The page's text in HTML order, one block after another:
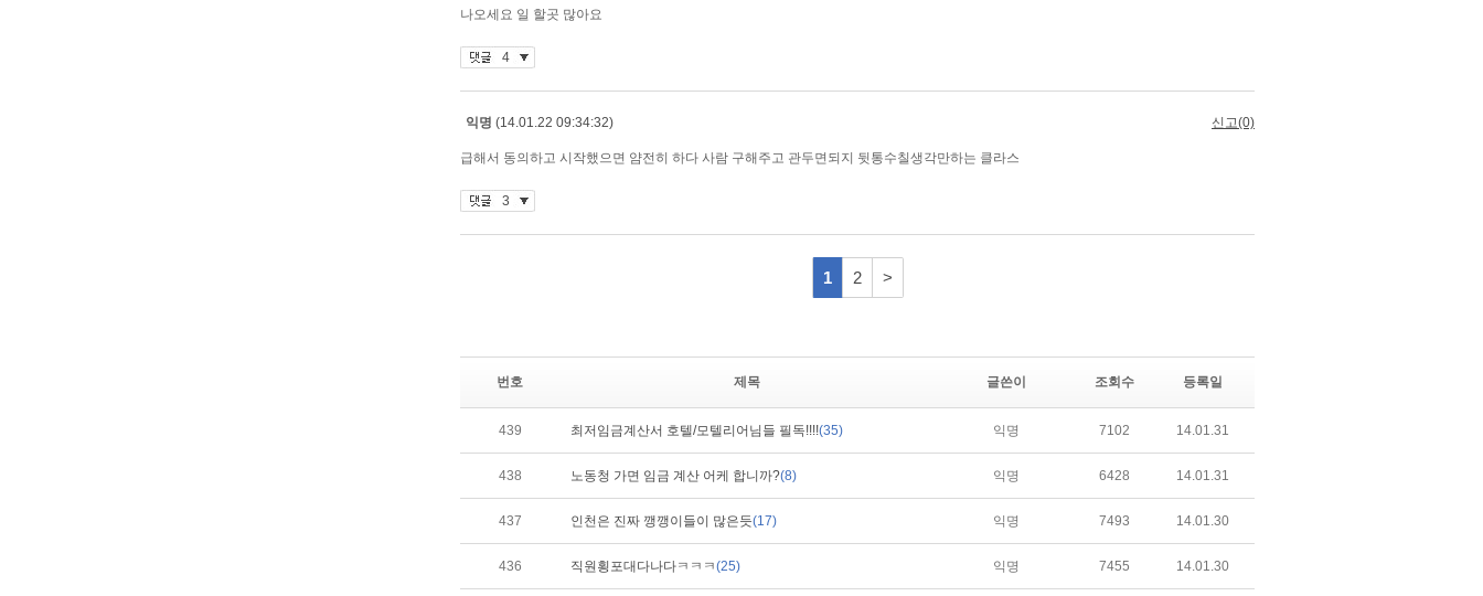
번호 제목 글쓴이 조회수 등록일
439 최저임금계산서 호텔/모텔리어님들 필독!!!!(35) 익명 7102 14.01.31
438 노동청 가면 임금 계산 어케 합니까?(8) 익명 6428 14.01.31
437 인천은 진짜 깽깽이들이 많은듯(17) 익명 7493 14.01.30
436 직원횡포대다나다ㅋㅋㅋ(25) 익명 7455 14.01.30